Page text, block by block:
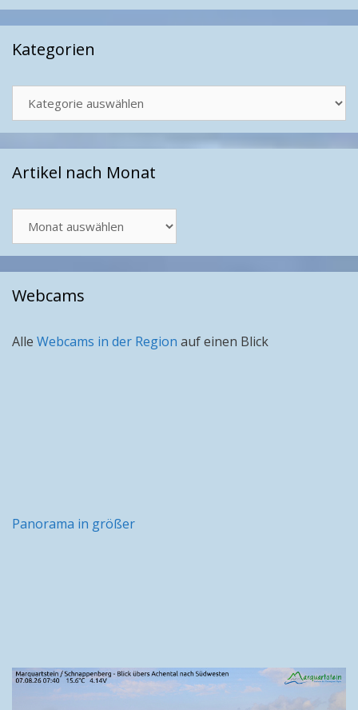
Kategorien
Artikel nach Monat
nach
Monat
Webcams
Alle Webcams in der Region auf einen Blick
Panorama in größer